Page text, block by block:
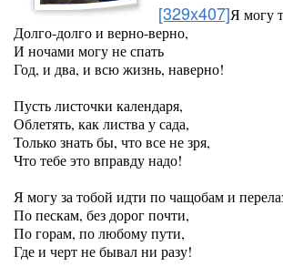
[329x407]Я могу
Долго-долго и верно-верно,
И ночами могу не спать
Год, и два, и всю жизнь, наверно!
Пусть листочки календаря,
Облетять, как листва у сада,
Только знать бы, что все не зря,
Что тебе это вправду надо!
Я могу за тобой идти по чащобам и
По пескам, без дорог почти,
По горам, по любому пути,
Где и черт не бывал ни разу!